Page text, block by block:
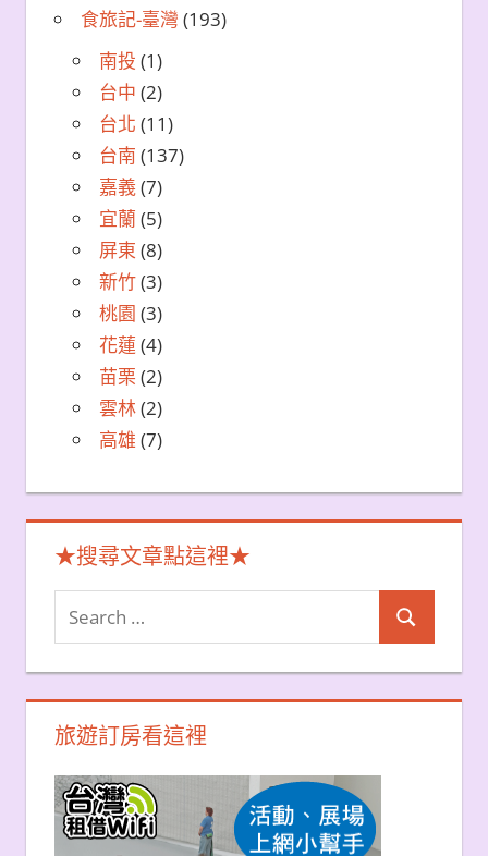
食旅記-臺灣 (193)
南投 (1)
台中 (2)
台北 (11)
台南 (137)
嘉義(7)
宜蘭 (5)
屏東 (8)
新竹(3)
桃園 (3)
花蓮 (4)
苗栗 (2)
雲林(2)
高雄 (7)
★搜尋文章點這裡★
Search
for:
Search
旅遊訂房看這裡